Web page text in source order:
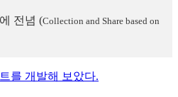
전념 (Collection and Share based on
를 개발해 보았다.